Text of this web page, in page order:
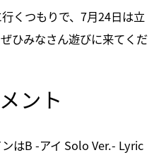
くつもりで、7月24日は立
ひみなさん遊びに来てくだ
ント
はB -アイ Solo Ver.- Lyric